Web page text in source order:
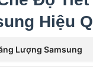
Hiệu
Lượng Samsung